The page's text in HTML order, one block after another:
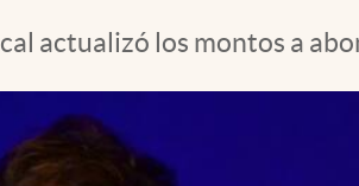
actualizó los montos a